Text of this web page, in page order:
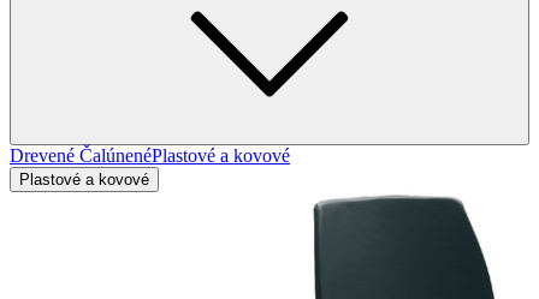
Drevené ČalúnenéPlastové a kovové
Plastové a kovové